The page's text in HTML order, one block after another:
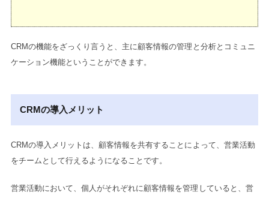
CRMの機能をざっくり言うと、主に顧客情報の管理と分析とコミュニ
ケーション機能ということができます。
CRMの導入メリット
CRMの導入メリットは、顧客情報を共有することによって、営業活動
をチームとして行えるようになることです。
営業活動において、個人がそれぞれに顧客情報を管理していると、営